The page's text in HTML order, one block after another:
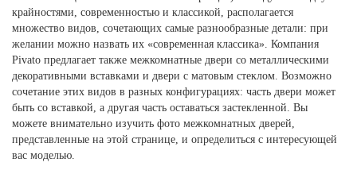
крайностями, современностью и классикой, располагается
множество видов, сочетающих самые разнообразные детали: при
желании можно назвать их «современная классика». Компания
Pivato предлагает также межкомнатные двери со металлическими
декоративными вставками и двери с матовым стеклом. Возможно
сочетание этих видов в разных конфигурациях: часть двери может
быть со вставкой, а другая часть оставаться застекленной. Вы
можете внимательно изучить фото межкомнатных дверей,
представленные на этой странице, и определиться с интересующей
вас моделью.